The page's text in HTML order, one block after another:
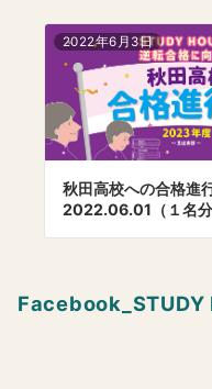
2022年6月3日
秋田高校への合格進
2022.06.01（１名分
Facebook_STUDY